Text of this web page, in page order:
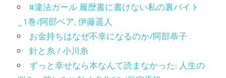
#違法ガール 履歴書に書けない私の裏バイト
_1巻/阿部ベア, 伊藤遥人
お金持ちはなぜ不幸になるのか/阿部恭子
針と糸 / 小川糸
ずっと幸せなら本なんて読まなかった: 人生の